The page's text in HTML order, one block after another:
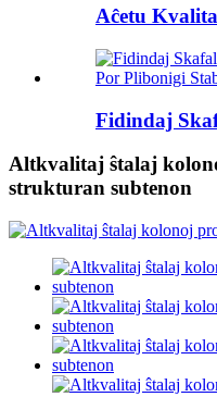
Aĉetu
Fidindaj
Altkvalitaj ŝtalaj
strukturan subtenon